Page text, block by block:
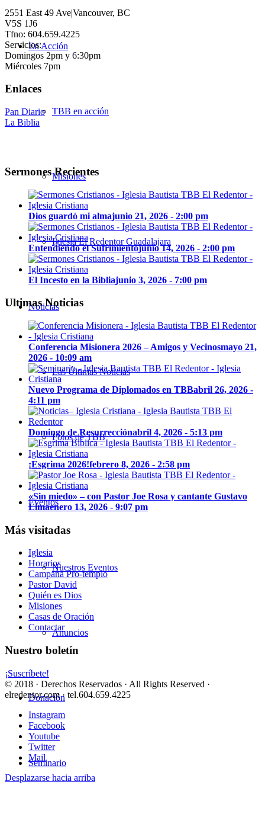
En Acción
TBB en acción
Misiones
Iglesia El Redentor Guadalajara
Noticias
Las Últimas Noticias
Fotos de TBB
Eventos
Nuestros Eventos
Anuncios
Donación
Seminario
2551 East 49 Ave|Vancouver, BC
V5S 1J6
Tfno: 604.659.4225
Servicios:
Domingos 2pm y 6:30pm
Miércoles 7pm
Enlaces
Pan Diario
La Biblia
Sermones Recientes
Dios guardó mi almajunio 21, 2026 - 2:00 pm
Entendiendo el Sufrimientojunio 14, 2026 - 2:00 pm
El Incesto en la Bibliajunio 3, 2026 - 7:00 pm
Ultimas Noticias
Conferencia Misionera 2026 – Amigos y Vecinosmayo 21,
2026 - 10:09 am
Nuevo Programa de Diplomados en TBBabril 26, 2026 -
4:11 pm
Domingo de Resurrecciónabril 4, 2026 - 5:13 pm
¡Esgrima 2026!febrero 8, 2026 - 2:58 pm
«Sin miedo» – con Pastor Joe Rosa y cantante Gustavo
Limaenero 13, 2026 - 9:07 pm
Más visitadas
Iglesia
Horarios
Campaña Pro-templo
Pastor David
Quién es Dios
Misiones
Casas de Oración
Contactar
Nuestro boletín
¡Suscríbete!
© 2018 · Derechos Reservados · All Rights Reserved ·
elredentor.com · tel.604.659.4225
Instagram
Facebook
Youtube
Twitter
Mail
Desplazarse hacia arriba